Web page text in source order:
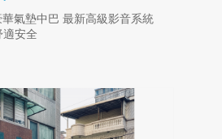
氣墊中巴 最新高級影音系統
適安全